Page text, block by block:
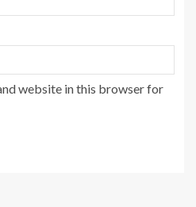
website in this browser for